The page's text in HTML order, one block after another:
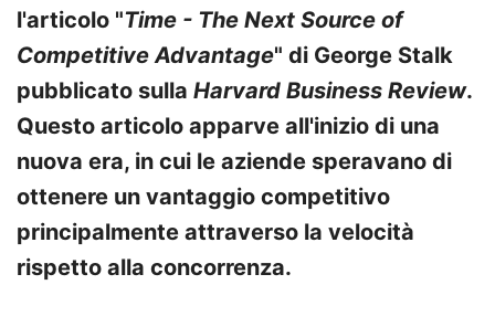
l'articolo "Time - The Next Source of
Competitive Advantage" di George Stalk
pubblicato sulla Harvard Business Review.
Questo articolo apparve all'inizio di una
nuova era, in cui le aziende speravano di
ottenere un vantaggio competitivo
principalmente attraverso la velocità
rispetto alla concorrenza.